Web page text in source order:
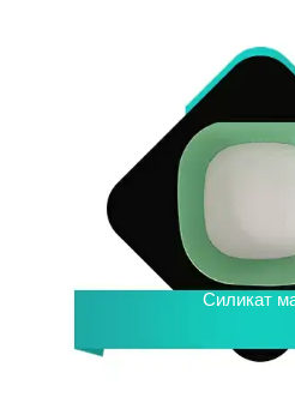
Силикат